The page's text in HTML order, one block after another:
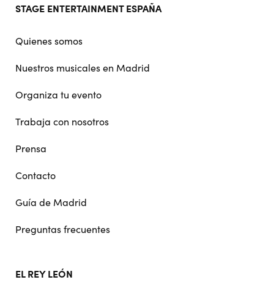
doormat
STAGE ENTERTAINMENT ESPAÑA
Quienes somos
Nuestros musicales en Madrid
Organiza tu evento
Trabaja con nosotros
Prensa
Contacto
Guía de Madrid
Preguntas frecuentes
EL REY LEÓN